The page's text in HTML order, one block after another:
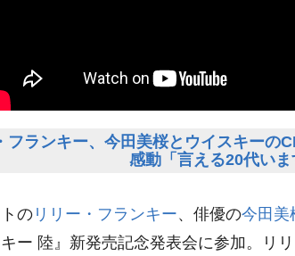
フランキー、今田美桜とウイスキーの
感動「言える20代いま
の リリー・フランキー、俳優の今田美
ー 陸』新発売記念発表会に参加。リ